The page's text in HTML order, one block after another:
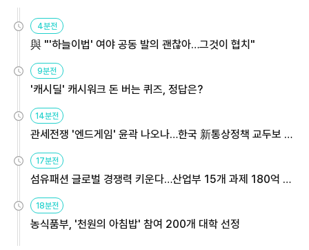
4분전
與 "'하늘이법' 여야 공동 발의 괜찮아…그것이 협치"
9분전
'캐시딜' 캐시워크 돈 버는 퀴즈, 정답은?
14분전
관세전쟁 '엔드게임' 윤곽 나오나…한국 新통상정책 교두보 활
용해야
17분전
섬유패션 글로벌 경쟁력 키운다…산업부 15개 과제 180억 지
원
18분전
농식품부, '천원의 아침밥' 참여 200개 대학 선정